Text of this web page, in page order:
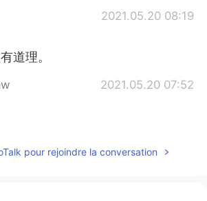
2021.05.20 08:19
道理。
2021.05.20 07:52
的！pour rejoindre la conversation